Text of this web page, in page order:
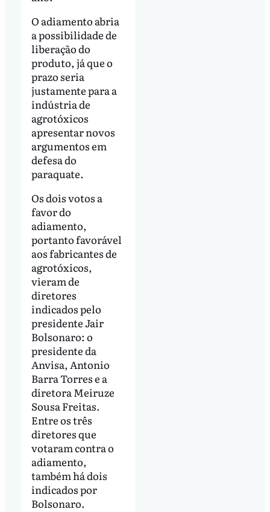
O adiamento abria
a possibilidade de
liberação do
produto, já que o
prazo seria
justamente para a
indústria de
agrotóxicos
apresentar novos
argumentos em
defesa do
paraquate.
Os dois votos a
favor do
adiamento,
portanto favorável
aos fabricantes de
agrotóxicos,
vieram de
diretores
indicados pelo
presidente Jair
Bolsonaro: o
presidente da
Anvisa, Antonio
Barra Torres e a
diretora Meiruze
Sousa Freitas.
Entre os três
diretores que
votaram contra o
adiamento,
também há dois
indicados por
Bolsonaro.